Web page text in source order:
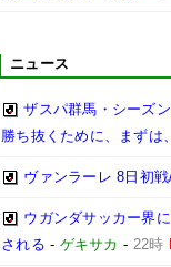
ニュース
ザスパ群馬・シーズ
勝ち抜くために、まずは
ヴァンラーレ 8日初
ウガンダサッカー界
される - ゲキサカ - 22時